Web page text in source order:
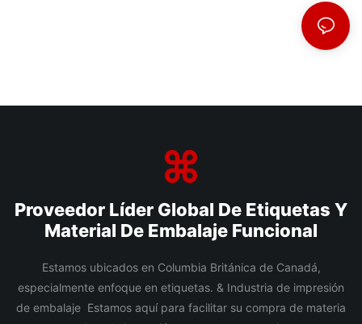
Proveedor Líder Global De Etiquetas Y
Material De Embalaje Funcional
Estamos ubicados en Columbia Británica de Canadá,
especialmente enfoque en etiquetas. & Industria de impresión
de embalaje Estamos aquí para facilitar su compra de materia